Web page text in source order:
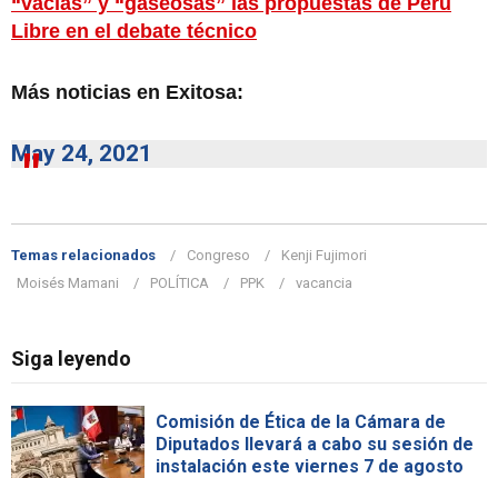
Libre en el debate técnico
Más noticias en Exitosa:
May 24, 2021
Temas relacionados Congreso
Kenji Fujimori
Moisés Mamani
POLÍTICA PPK vacancia
Siga leyendo
Comisión de Ética de la Cámara de
Diputados llevará a cabo su sesión de
instalación este viernes 7 de agosto